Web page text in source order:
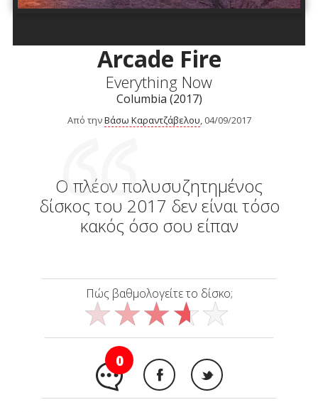
Arcade Fire
Everything Now
Columbia (2017)
Από τηνΒάσω Καραντζάβελου, 04/09/2017
Ο πλέον πολυσυζητημένος
δίσκος του 2017 δεν είναι τόσο
κακός όσο σου είπαν
Πώς βαθμολογείτε το δίσκο;
0